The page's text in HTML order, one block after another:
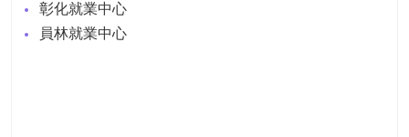
彰化就業中心
員林就業中心